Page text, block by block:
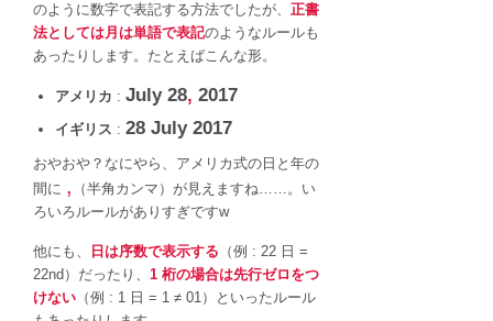
のように数字で表記する方法でしたが、 正書
法としては月は単語で表記のようなルールも
あったりします。たとえばこんな形。
アメリカ : July 28, 2017
イギリス : 28 July 2017
おやおや？なにやら、アメリカ式の日と年の
間に ,
（半角カンマ）が見えますね……。い
ろいろルールがありすぎですw
他にも、 日は序数で表示する （例 : 22 日 =
22nd）だったり、 1 桁の場合は先行ゼロをつ
けない （例 : 1 日 = 1 ≠ 01）といったルール